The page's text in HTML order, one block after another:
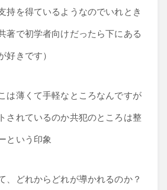
持を得ているようなのでいれとき
著で初学者向けだったら下にある
好きです）
は薄くて手軽なところなんですが
されているのか共犯のところは整
という印象
、どれからどれが導かれるのか？